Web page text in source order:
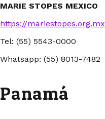
MARIE STOPES MEXICO
https://mariestopes.org.mx
Tel: (55) 5543-0000
Whatsapp: (55) 8013-7482
Panamá